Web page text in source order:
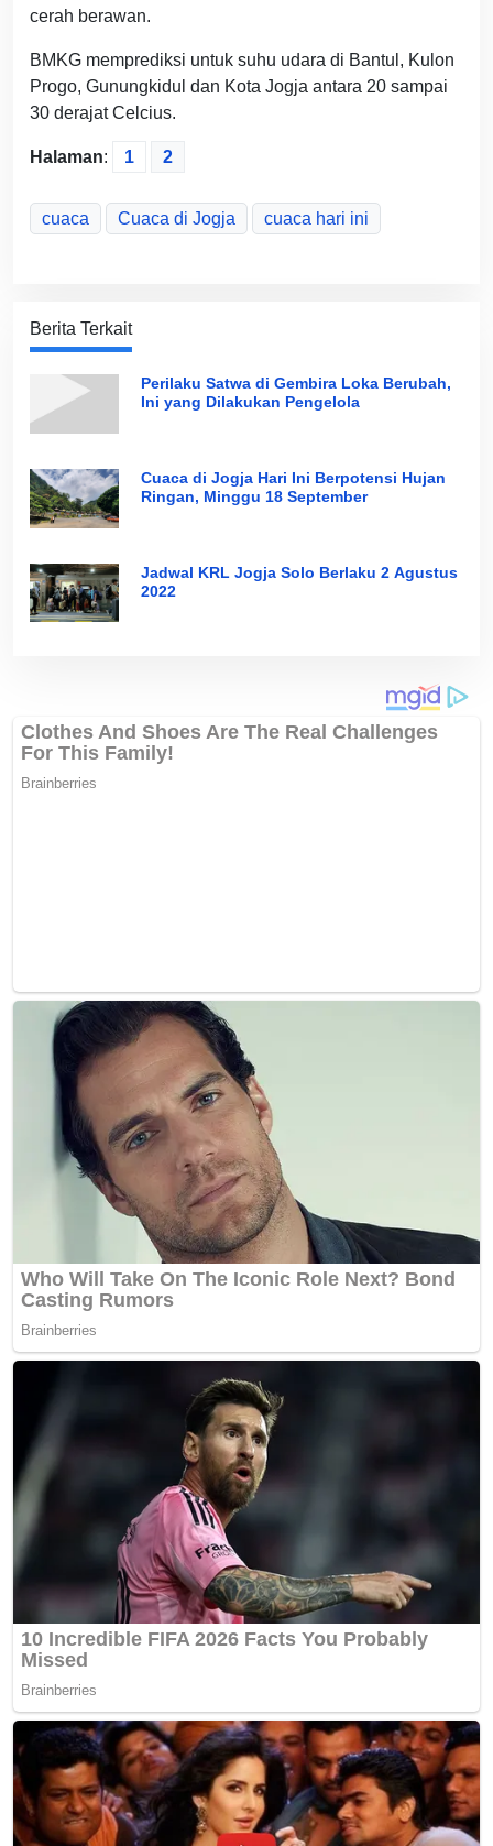
cerah berawan.
BMKG memprediksi untuk suhu udara di Bantul, Kulon
Progo, Gunungkidul dan Kota Jogja antara 20 sampai
30 derajat Celcius.
Halaman: 1 2
cuaca Cuaca di Jogja cuaca hari ini
Berita Terkait
Perilaku Satwa di Gembira Loka Berubah,
Ini yang Dilakukan Pengelola
Cuaca di Jogja Hari Ini Berpotensi Hujan
Ringan, Minggu 18 September
Jadwal KRL Jogja Solo Berlaku 2 Agustus
2022